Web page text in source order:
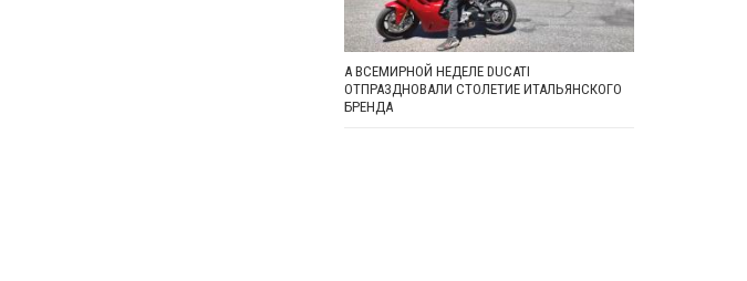
А ВСЕМИРНОЙ НЕДЕЛЕ DUCATI
ОТПРАЗДНОВАЛИ СТОЛЕТИЕ ИТАЛЬЯНСКОГО
БРЕНДА